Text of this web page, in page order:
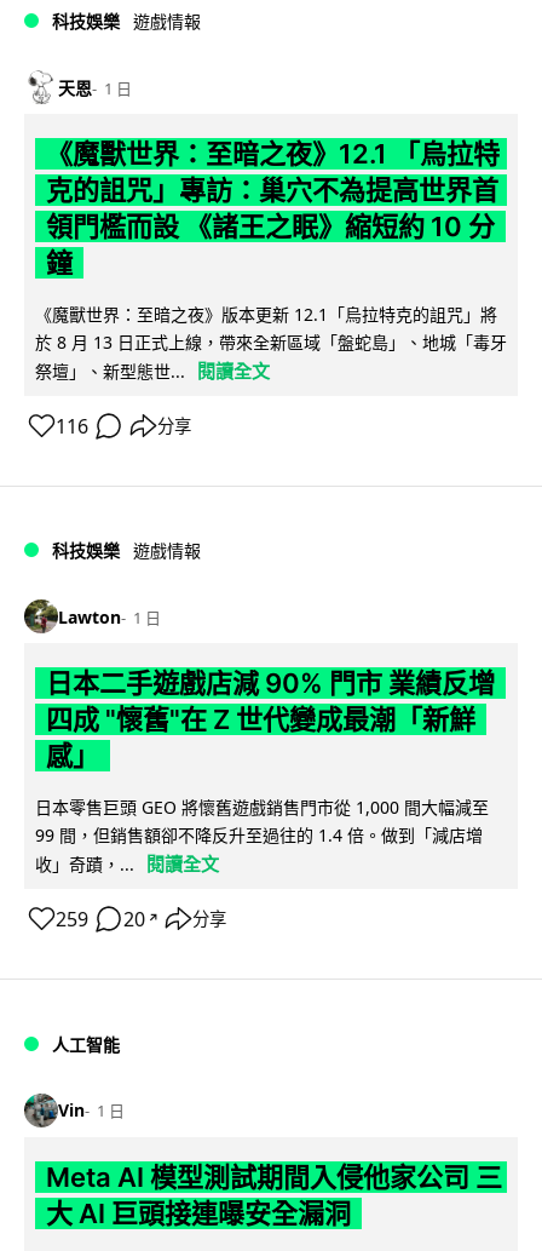
科技娛樂 遊戲情報
天恩 1 日
《魔獸世界：至暗之夜》12.1 「烏拉特
克的詛咒」專訪：巢穴不為提高世界首
領門檻而設 《諸王之眠》縮短約 10 分
鐘
《魔獸世界：至暗之夜》版本更新 12.1「烏拉特克的詛咒」將
於 8 月 13 日正式上線，帶來全新區域「盤蛇島」、地城「毒牙
祭壇」、新型態世...
閱讀全文
116 分享
科技娛樂 遊戲情報
Lawton 1 日
日本二手遊戲店減 90% 門市 業績反增
四成 "懷舊"在 Z 世代變成最潮「新鮮
感」
日本零售巨頭 GEO 將懷舊遊戲銷售門市從 1,000 間大幅減至
99 間，但銷售額卻不降反升至過往的 1.4 倍。做到「減店增
收」奇蹟，...
閱讀全文
259 20 ↗ 分享
人工智能
Vin 1 日
Meta AI 模型測試期間入侵他家公司 三
大 AI 巨頭接連曝安全漏洞